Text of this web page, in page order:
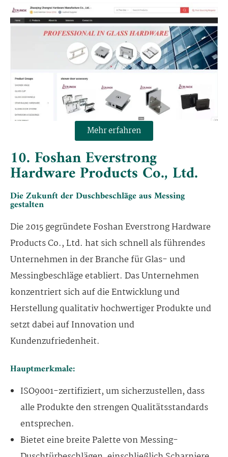
Mehr erfahren
10. Foshan Everstrong
Hardware Products Co., Ltd.
Die Zukunft der Duschbeschläge aus Messing
gestalten
Die 2015 gegründete Foshan Everstrong Hardware
Products Co., Ltd. hat sich schnell als führendes
Unternehmen in der Branche für Glas- und
Messingbeschläge etabliert. Das Unternehmen
konzentriert sich auf die Entwicklung und
Herstellung qualitativ hochwertiger Produkte und
setzt dabei auf Innovation und
Kundenzufriedenheit.
Hauptmerkmale:
ISO9001-zertifiziert, um sicherzustellen, dass
alle Produkte den strengen Qualitätsstandards
entsprechen.
Bietet eine breite Palette von Messing-